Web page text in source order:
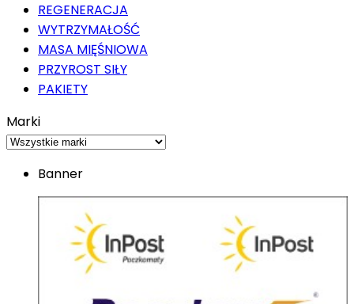
REGENERACJA
WYTRZYMAŁOŚĆ
MASA MIĘŚNIOWA
PRZYROST SIŁY
PAKIETY
Marki
Banner